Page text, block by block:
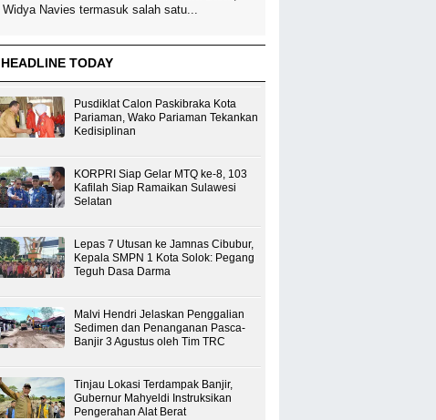
Widya Navies termasuk salah satu...
HEADLINE TODAY
Pusdiklat Calon Paskibraka Kota
Pariaman, Wako Pariaman Tekankan
Kedisiplinan
KORPRI Siap Gelar MTQ ke-8, 103
Kafilah Siap Ramaikan Sulawesi
Selatan
Lepas 7 Utusan ke Jamnas Cibubur,
Kepala SMPN 1 Kota Solok: Pegang
Teguh Dasa Darma
Malvi Hendri Jelaskan Penggalian
Sedimen dan Penanganan Pasca-
Banjir 3 Agustus oleh Tim TRC
Tinjau Lokasi Terdampak Banjir,
Gubernur Mahyeldi Instruksikan
Pengerahan Alat Berat